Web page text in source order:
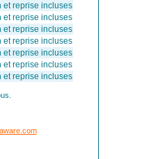
reprise incluses
reprise incluses
reprise incluses
reprise incluses
reprise incluses
reprise incluses
reprise incluses